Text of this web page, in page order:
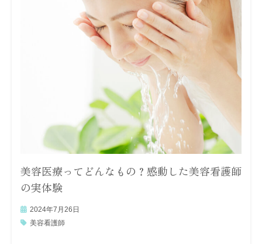
美容医療ってどんなもの？感動した美容看護師
の実体験
2024年7月26日
美容看護師